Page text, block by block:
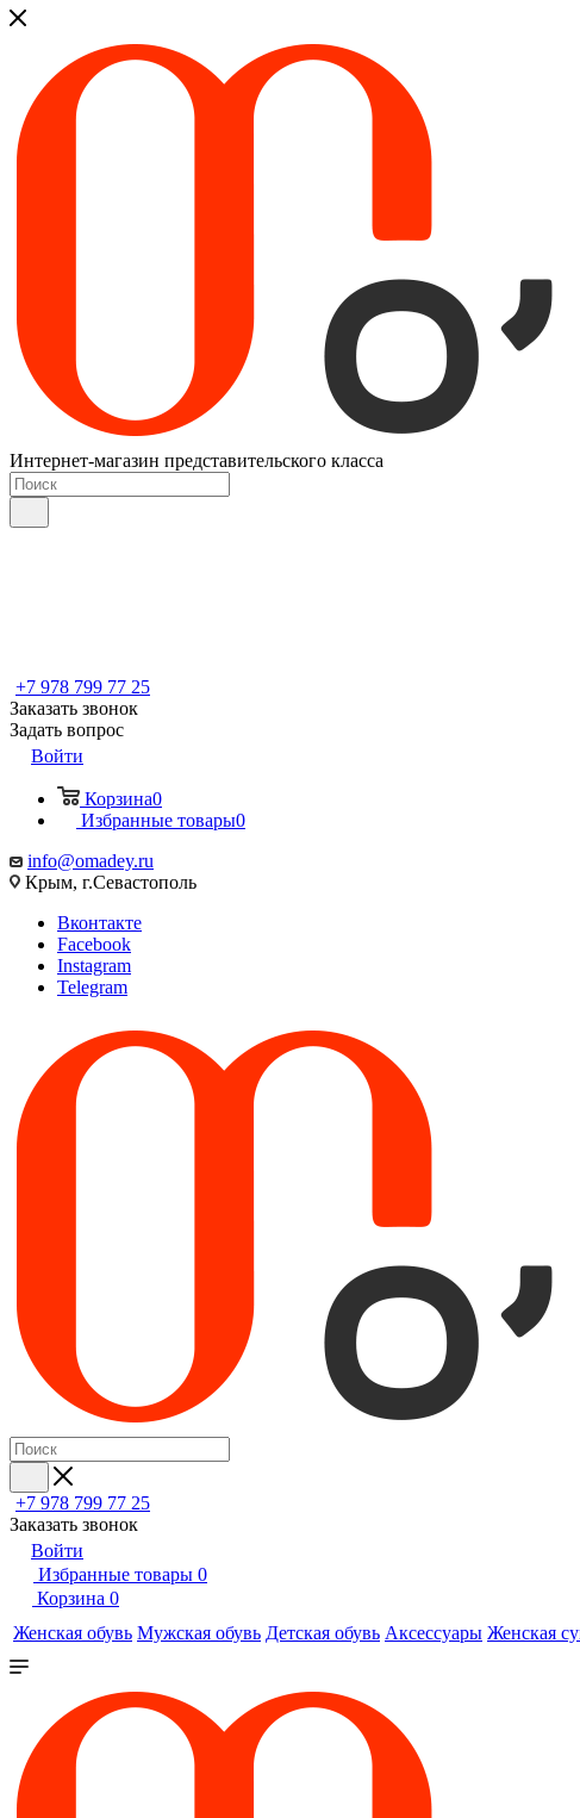
Интернет-магазин представительского класса
+7 978 799 77 25
Заказать звонок
Задать вопрос
Войти
Корзина0
Избранные товары0
info@omadey.ru
Крым, г.Севастополь
Вконтакте
Facebook
Instagram
Telegram
+7 978 799 77 25
Заказать звонок
Войти
Избранные товары 0
Корзина 0
Женская обувь Мужская обувь Детская обувь Аксессуары Женская